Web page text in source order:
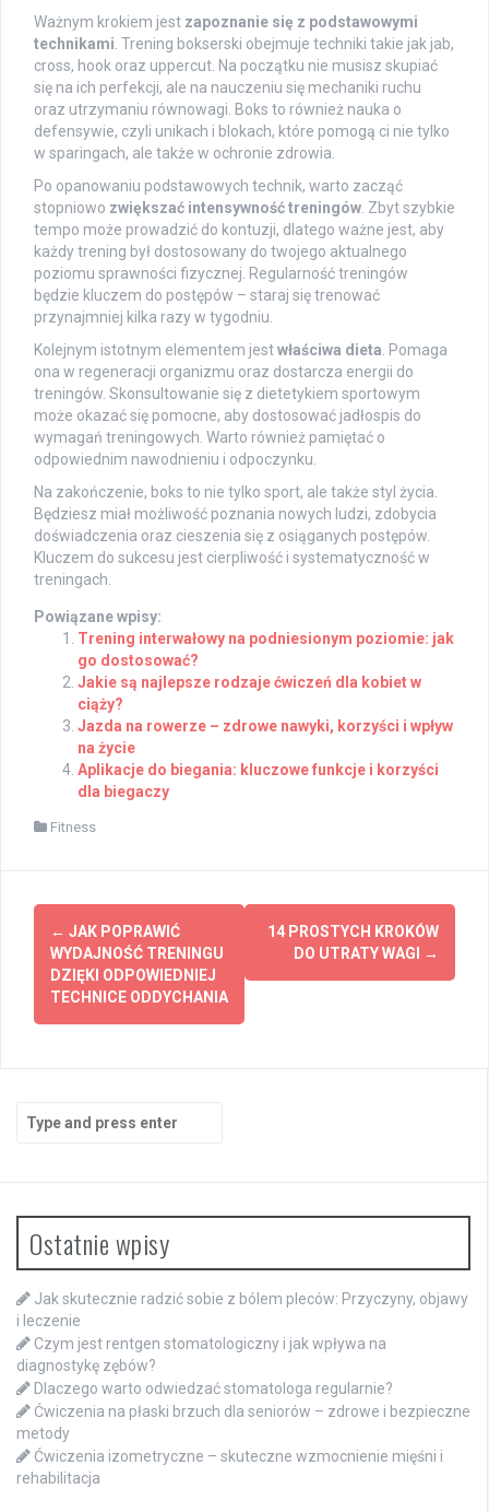
Ważnym krokiem jest zapoznanie się z podstawowymi
technikami. Trening bokserski obejmuje techniki takie jak jab,
cross, hook oraz uppercut. Na początku nie musisz skupiać
się na ich perfekcji, ale na nauczeniu się mechaniki ruchu
oraz utrzymaniu równowagi. Boks to również nauka o
defensywie, czyli unikach i blokach, które pomogą ci nie tylko
w sparingach, ale także w ochronie zdrowia.
Po opanowaniu podstawowych technik, warto zacząć
stopniowo zwiększać intensywność treningów. Zbyt szybkie
tempo może prowadzić do kontuzji, dlatego ważne jest, aby
każdy trening był dostosowany do twojego aktualnego
poziomu sprawności fizycznej. Regularność treningów
będzie kluczem do postępów – staraj się trenować
przynajmniej kilka razy w tygodniu.
Kolejnym istotnym elementem jestwłaściwa dieta. Pomaga
ona w regeneracji organizmu oraz dostarcza energii do
treningów. Skonsultowanie się z dietetykiem sportowym
może okazać się pomocne, aby dostosować jadłospis do
wymagań treningowych. Warto również pamiętać o
odpowiednim nawodnieniu i odpoczynku.
Na zakończenie, boks to nie tylko sport, ale także styl życia.
Będziesz miał możliwość poznania nowych ludzi, zdobycia
doświadczenia oraz cieszenia się z osiąganych postępów.
Kluczem do sukcesu jest cierpliwość i systematyczność w
treningach.
Powiązane wpisy:
Trening interwałowy na podniesionym poziomie: jak
go dostosować?
Jakie są najlepsze rodzaje ćwiczeń dla kobiet w
ciąży?
Jazda na rowerze – zdrowe nawyki, korzyści i wpływ
na życie
Aplikacje do biegania: kluczowe funkcje i korzyści
dla biegaczy
Fitness
Post
navigation
← JAK POPRAWIĆ
WYDAJNOŚĆ TRENINGU
DZIĘKI ODPOWIEDNIEJ
TECHNICE ODDYCHANIA
14 PROSTYCH KROKÓW
DO UTRATY WAGI
→
Search
for:
Ostatnie wpisy
Jak skutecznie radzić sobie z bólem pleców: Przyczyny, objawy
i leczenie
Czym jest rentgen stomatologiczny i jak wpływa na
diagnostykę zębów?
Dlaczego warto odwiedzać stomatologa regularnie?
Ćwiczenia na płaski brzuch dla seniorów – zdrowe i bezpieczne
metody
Ćwiczenia izometryczne – skuteczne wzmocnienie mięśni i
rehabilitacja